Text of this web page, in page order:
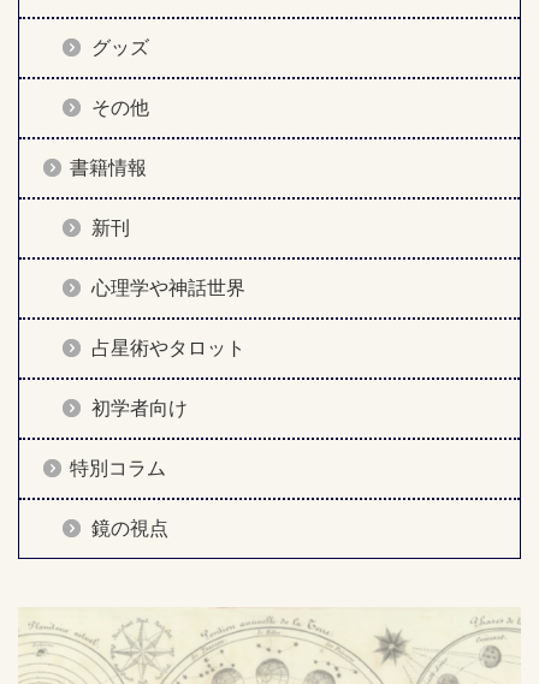
グッズ
その他
書籍情報
新刊
心理学や神話世界
占星術やタロット
初学者向け
特別コラム
鏡の視点